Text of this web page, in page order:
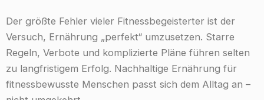
Der größte Fehler vieler Fitnessbegeisterter ist der
Versuch, Ernährung „perfekt“ umzusetzen. Starre
Regeln, Verbote und komplizierte Pläne führen selten
zu langfristigem Erfolg. Nachhaltige Ernährung für
fitnessbewusste Menschen passt sich dem Alltag an –